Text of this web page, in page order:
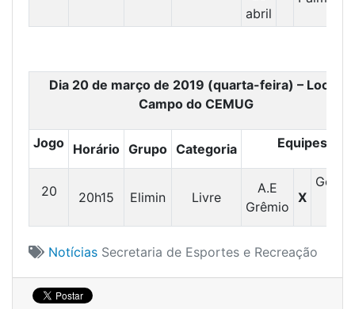
abril
Dia 20 de março de 2019 (quarta-feira) – Local:
Campo do CEMUG
Jogo Horário Grupo Categoria Equipes
20 20h15 Elimin Livre
A.E
Grêmio
X
Notícias Secretaria de Esportes e Recreação